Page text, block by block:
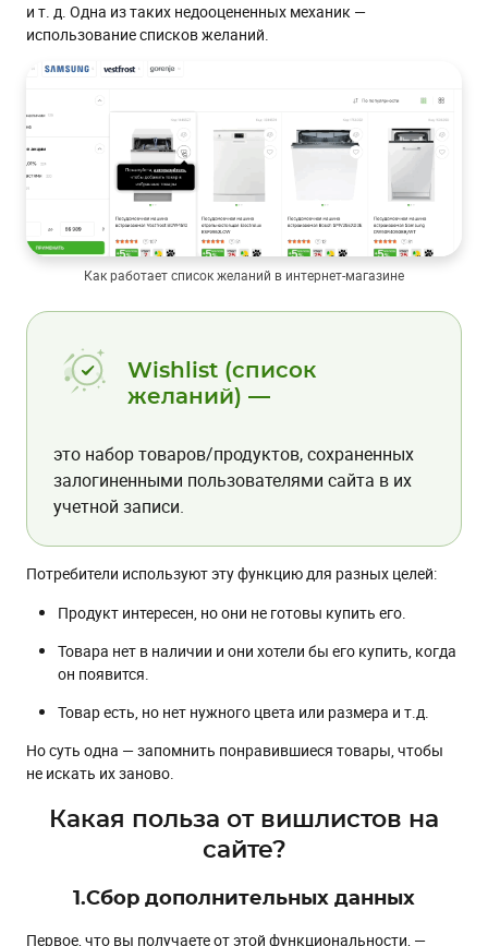
На товар действует скидка
Предложение поделиться
Советы для подготовки рассылок
и т. д. Одна из таких недооцененных механик —
использование списков желаний.
Как работает список желаний в интернет-магазине
Wishlist (cписок
желаний) —
это набор товаров/продуктов, сохраненных
залогиненными пользователями сайта в их
учетной записи.
Потребители используют эту функцию для разных целей:
Продукт интересен, но они не готовы купить его.
Товара нет в наличии и они хотели бы его купить, когда
он появится.
Товар есть, но нет нужного цвета или размера и т.д.
Но суть одна — запомнить понравившиеся товары, чтобы
не искать их заново.
Какая польза от вишлистов на
сайте?
1.Сбор дополнительных данных
Первое, что вы получаете от этой функциональности, —